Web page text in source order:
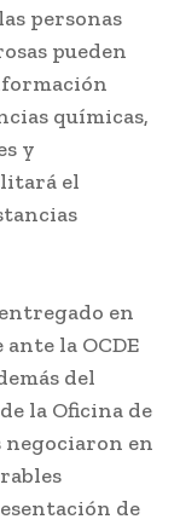
personas
pueden
químicas,
y
el
en
la OCDE
del
la Oficina de
en
de